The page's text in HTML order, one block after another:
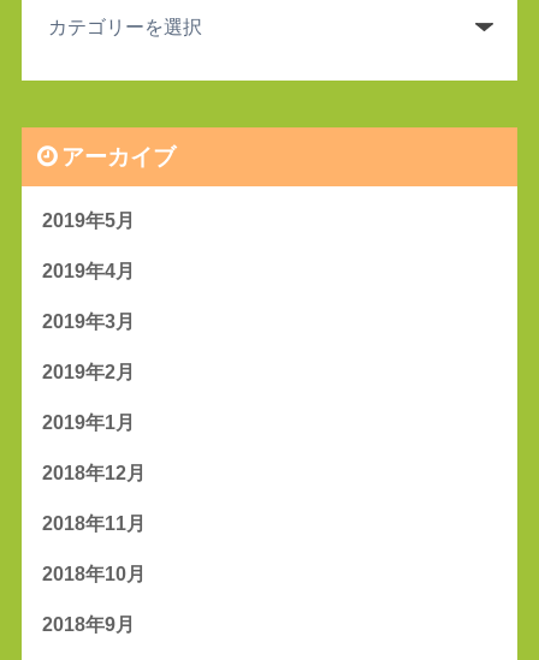
アーカイブ
2019年5月
2019年4月
2019年3月
2019年2月
2019年1月
2018年12月
2018年11月
2018年10月
2018年9月